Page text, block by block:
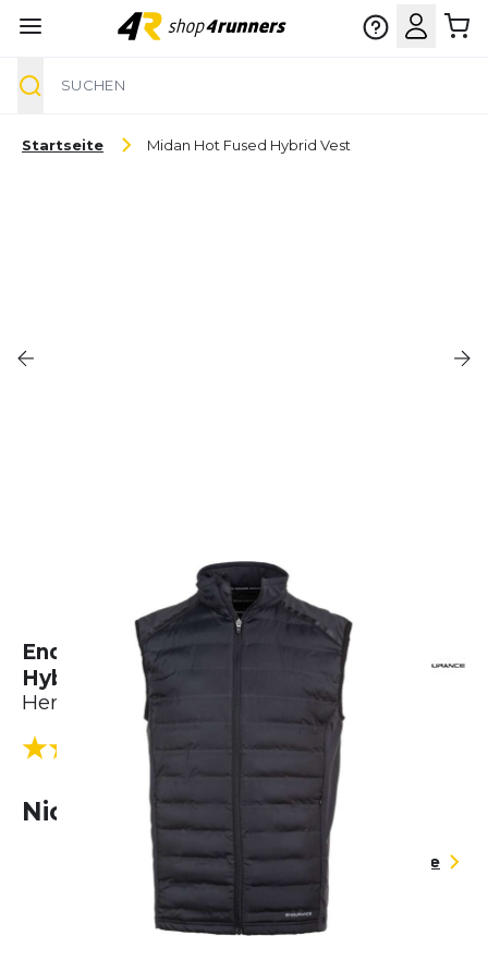
Startseite Midan Hot Fused Hybrid Vest
Endurance Midan Hot Fused
Hybrid Vest
Herren
5.0 (2 Bewertungen)
Nicht lieferbar
Größentabelle